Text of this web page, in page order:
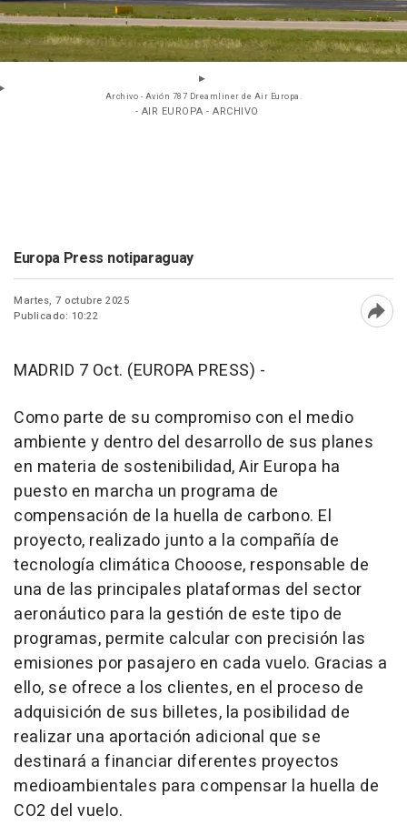
Archivo - Avión 787 Dreamliner de Air Europa.
- AIR EUROPA - ARCHIVO
Europa Press notiparaguay
Martes, 7 octubre 2025
Publicado: 10:22
MADRID 7 Oct. (EUROPA PRESS) -
Como parte de su compromiso con el medio
ambiente y dentro del desarrollo de sus planes
en materia de sostenibilidad, Air Europa ha
puesto en marcha un programa de
compensación de la huella de carbono. El
proyecto, realizado junto a la compañía de
tecnología climática Chooose, responsable de
una de las principales plataformas del sector
aeronáutico para la gestión de este tipo de
programas, permite calcular con precisión las
emisiones por pasajero en cada vuelo. Gracias a
ello, se ofrece a los clientes, en el proceso de
adquisición de sus billetes, la posibilidad de
realizar una aportación adicional que se
destinará a financiar diferentes proyectos
medioambientales para compensar la huella de
CO2 del vuelo.